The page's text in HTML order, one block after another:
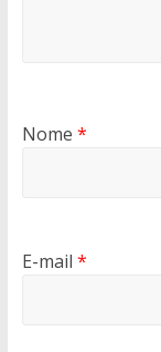
Nome *
E-mail *